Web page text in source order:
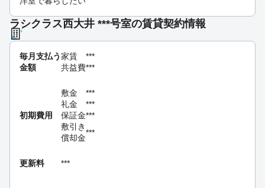
ラシクラス西大井 ***号室の賃貸契約情報
毎月支払う
金額
家賃
***
共益費***
初期費用
敷金
***
礼金
***
保証金***
敷引き
償却金
***
更新料 ***